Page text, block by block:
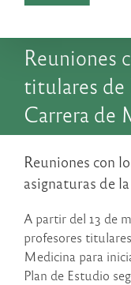
Reuniones
titulares de
Carrera de
Reuniones con
asignaturas de
A partir del 13 de
profesores
Medicina para
Plan de Estudio